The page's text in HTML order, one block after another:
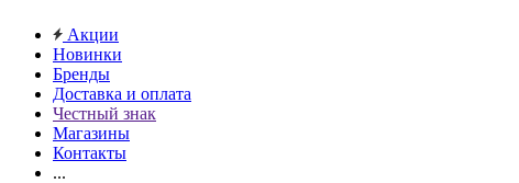
Акции
Новинки
Бренды
Доставка и оплата
Честный знак
Магазины
Контакты
...